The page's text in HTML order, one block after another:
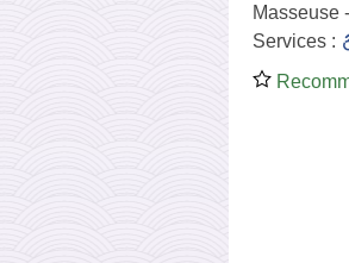
Masseuse -
Services :